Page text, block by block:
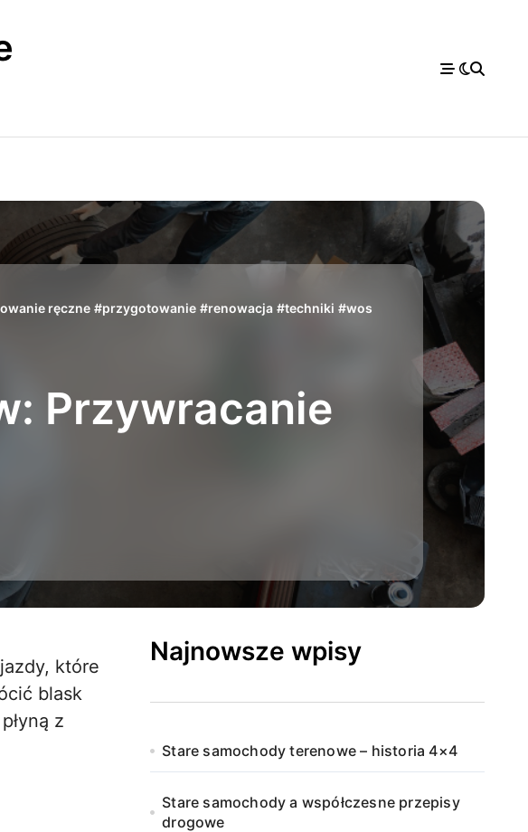
ręczne #przygotowanie #renowacja #techniki #wos
Przywracanie
blask
z
Najnowsze wpisy
Stare samochody terenowe – historia 4×4
Stare samochody a współczesne przepisy
drogowe